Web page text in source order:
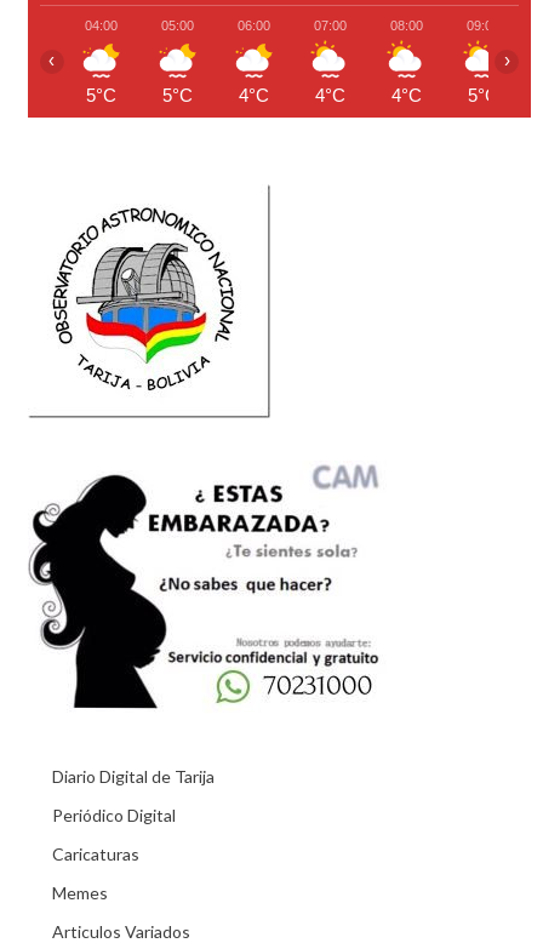
04:00
5°C
05:00
5°C
06:00
4°C
07:00
4°C
08:00
4°C
09:00
5°C
‹ ›
Diario Digital de Tarija
Periódico Digital
Caricaturas
Memes
Articulos Variados